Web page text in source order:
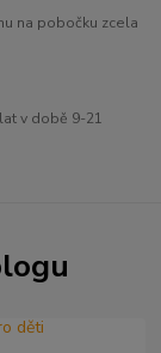
na pobočku zcela
v době 9-21